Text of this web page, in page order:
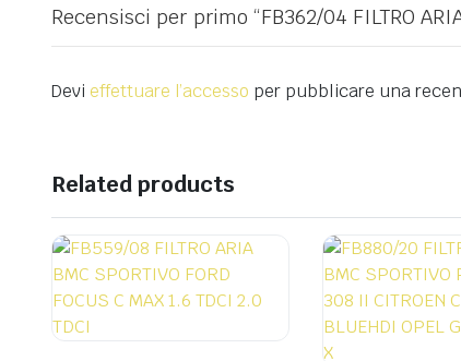
Recensisci per primo “FB362/04 FILTRO
Devi effettuare l’accesso per pubblicare una
Related products